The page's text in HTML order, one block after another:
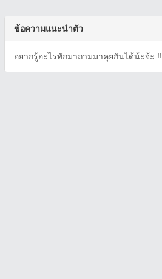
ข้อความแนะนำตัว
อยากรู้อะไรทักมาถามมาคุยกันได้น้ะจ้ะ.!!